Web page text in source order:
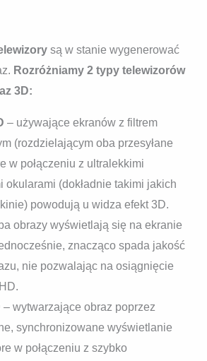
są w stanie wygenerować
Rozróżniamy 2 typy telewizorów
3D:
– używające ekranów z filtrem
(rozdzielającym oba przesyłane
w połączeniu z ultralekkimi
okularami (dokładnie takimi jakich
powodują u widza efekt 3D.
obrazy wyświetlają się na ekranie
znacząco spada jakość
nie pozwalając na osiągnięcie
– wytwarzające obraz poprzez
synchronizowane wyświetlanie
w połączeniu z szybko